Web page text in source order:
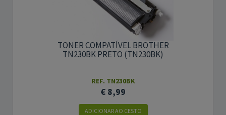
TONER COMPATÍVEL BROTHER
TN230BK PRETO (TN230BK)
REF. TN230BK
€ 8,99
ADICIONAR AO CESTO